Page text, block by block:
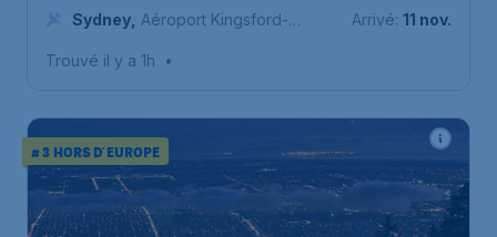
Bruxelles-National
Sydney Aéroport Kingsford-
Arrivé: 11 nov.
Trouvé il y a 1h •
# 3 HORS D'EUROPE